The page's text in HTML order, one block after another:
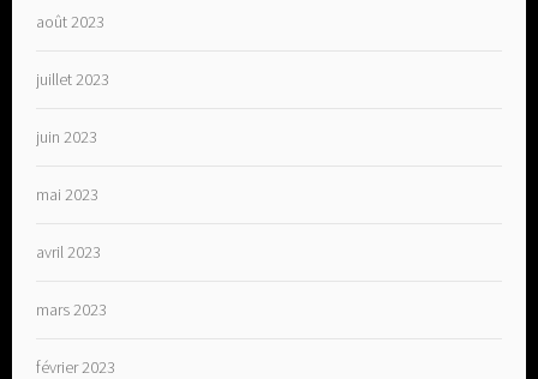
août 2023
juillet 2023
juin 2023
mai 2023
avril 2023
mars 2023
février 2023